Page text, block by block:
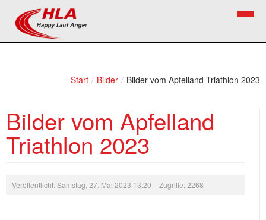
Start / Bilder / Bilder vom Apfelland Triathlon 2023
Bilder vom Apfelland
Triathlon 2023
Veröffentlicht: Samstag, 27. Mai 2023 13:20 Zugriffe: 2268
Kontakt
Mitglied werden
Bezirkslaufcup
Volkslauf